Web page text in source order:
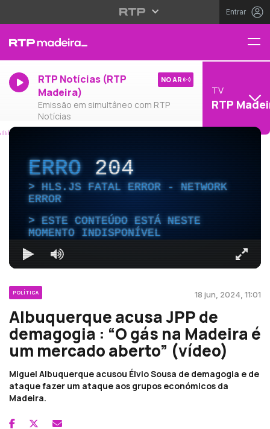
Entrar
RTP Notícias (RTP
Madeira)
Emissão em simultâneo com RTP
Notícias
NO AR
TV
RTP
ERRO204
HLS.JS FATAL ERROR - NETWORK
ERROR
ESTE CONTEÚDO ESTÁ NESTE
MOMENTO INDISPONÍVEL
POLÍTICA 18 jun, 2024, 11:01
Albuquerque acusa JPP de
demagogia : “O gás na Madeira é
um mercado aberto” (vídeo)
Miguel Albuquerque acusou Élvio Sousa de demagogia e de
ataque fazer um ataque aos grupos económicos da
Madeira.